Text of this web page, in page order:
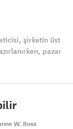
şirketin üst
pazar
W. Ross